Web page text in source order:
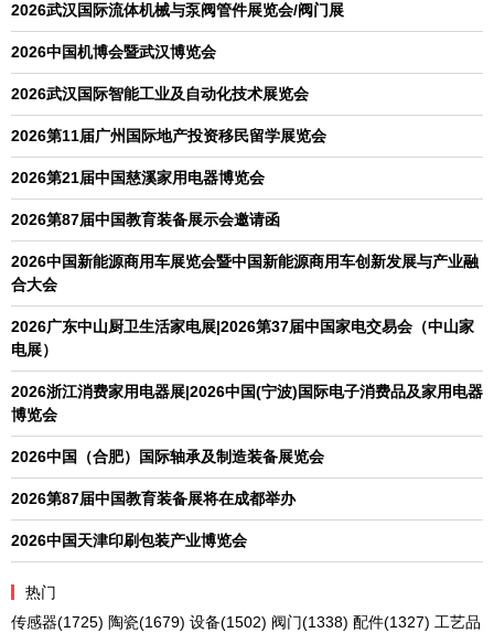
2026武汉国际流体机械与泵阀管件展览会/阀门展
2026中国机博会暨武汉博览会
2026武汉国际智能工业及自动化技术展览会
2026第11届广州国际地产投资移民留学展览会
2026第21届中国慈溪家用电器博览会
2026第87届中国教育装备展示会邀请函
2026中国新能源商用车展览会暨中国新能源商用车创新发展与产业融
合大会
2026广东中山厨卫生活家电展|2026第37届中国家电交易会（中山家
电展）
2026浙江消费家用电器展|2026中国(宁波)国际电子消费品及家用电器
博览会
2026中国（合肥）国际轴承及制造装备展览会
2026第87届中国教育装备展将在成都举办
2026中国天津印刷包装产业博览会
热门
传感器(1725) 陶瓷(1679) 设备(1502) 阀门(1338) 配件(1327) 工艺品